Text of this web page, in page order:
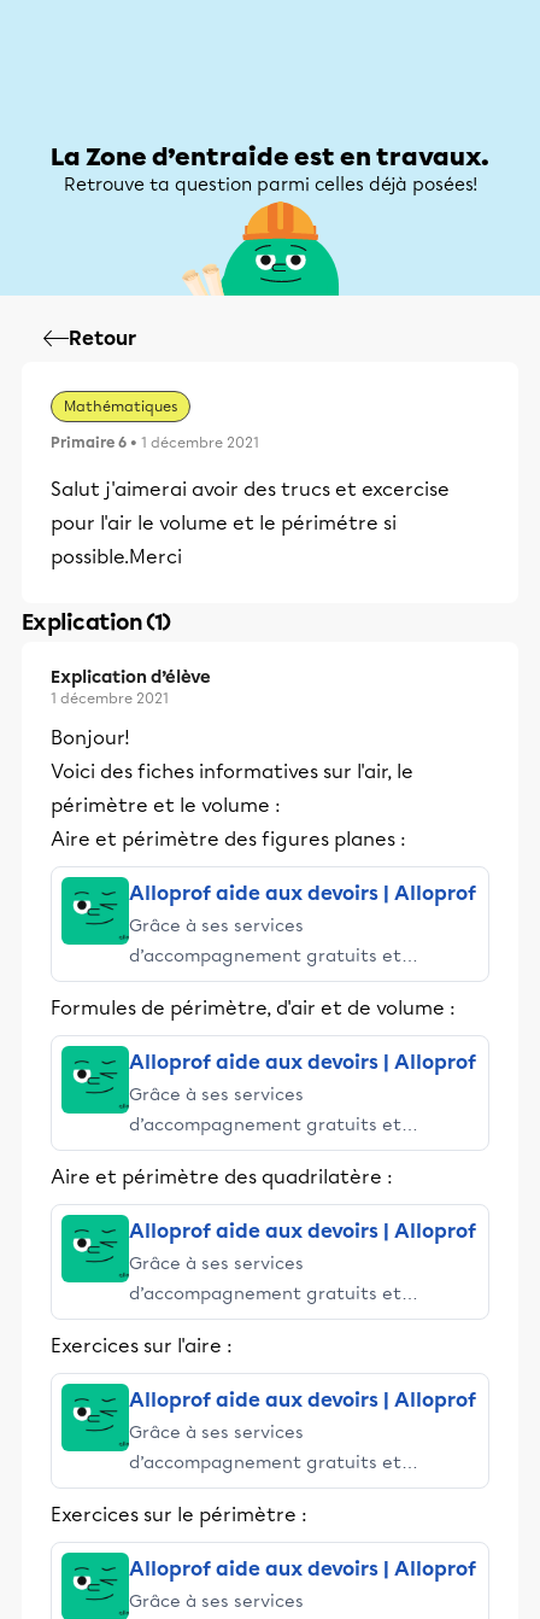
La Zone d’entraide est en travaux.
Retrouve ta question parmi celles déjà posées!
Retour
Mathématiques
Primaire 6 • 1 décembre 2021
Salut j'aimerai avoir des trucs et excercise
pour l'air le volume et le périmétre si
possible.Merci
Explication (1)
Explication d’élève
1 décembre 2021
Bonjour!
Voici des fiches informatives sur l'air, le
périmètre et le volume :
Aire et périmètre des figures planes :
Alloprof aide aux devoirs | Alloprof
Grâce à ses services
d’accompagnement gratuits et
stimulants, Alloprof engage les élèves
et leurs parents dans la réussite
Formules de périmètre, d'air et de volume :
Alloprof aide aux devoirs | Alloprof
Grâce à ses services
d’accompagnement gratuits et
stimulants, Alloprof engage les élèves
et leurs parents dans la réussite
Aire et périmètre des quadrilatère :
Alloprof aide aux devoirs | Alloprof
Grâce à ses services
d’accompagnement gratuits et
stimulants, Alloprof engage les élèves
et leurs parents dans la réussite
Exercices sur l'aire :
Alloprof aide aux devoirs | Alloprof
Grâce à ses services
d’accompagnement gratuits et
stimulants, Alloprof engage les élèves
et leurs parents dans la réussite
Exercices sur le périmètre :
Alloprof aide aux devoirs | Alloprof
Grâce à ses services